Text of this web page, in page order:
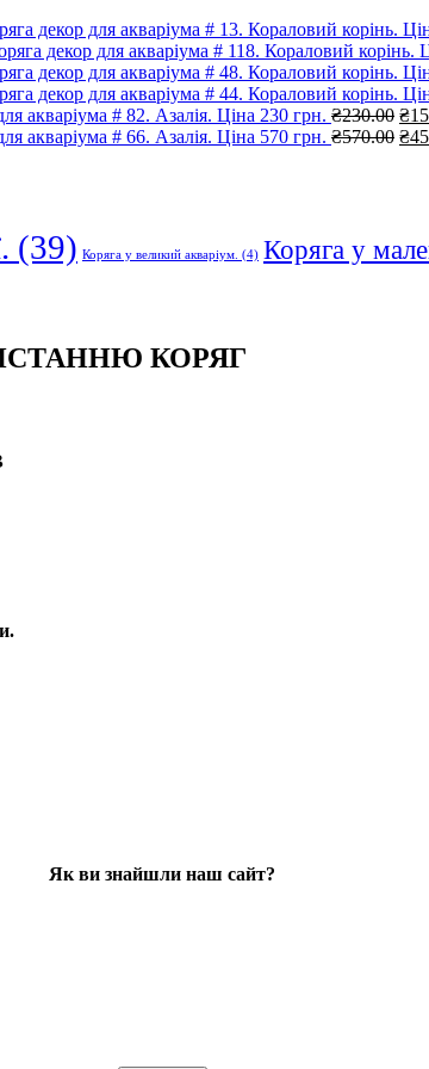
декор для акваріума # 13. Кораловий корінь.
декор для акваріума # 118. Кораловий корінь.
декор для акваріума # 48. Кораловий корінь.
декор для акваріума # 44. Кораловий корінь.
акваріума # 82. Азалія. Ціна 230 грн. ₴230.00 ₴
акваріума # 66. Азалія. Ціна 570 грн. ₴570.00 ₴
(39) Коряга у великий акваріум. (4) Коряга у
КОРЯГ
Як ви знайшли наш сайт?